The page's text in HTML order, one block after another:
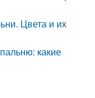
Цвета и их
какие